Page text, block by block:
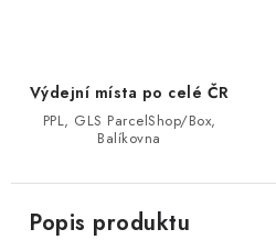
Výdejní místa po celé ČR
PPL, GLS ParcelShop/Box,
Balíkovna
Popis produktu